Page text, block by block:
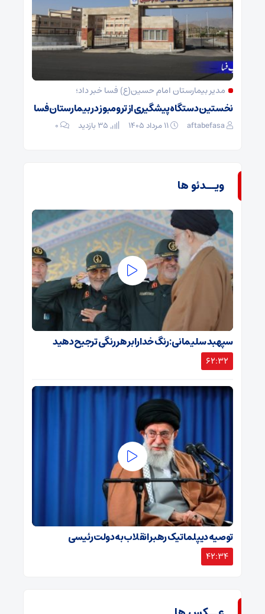
مدیر بیمارستان امام حسین(ع) فسا خبر داد؛
نخستین دستگاه پیشگیری از ترومبوز در بیمارستان فسا
aftabefasa ۰
ویــدئو ها
سپهبد سلیمانی: رنگ خدا را بر هر رنگی ترجیح دهید
62:32
توصیه دیپلماتیک رهبر انقلاب به دولت رئیسی
42:34